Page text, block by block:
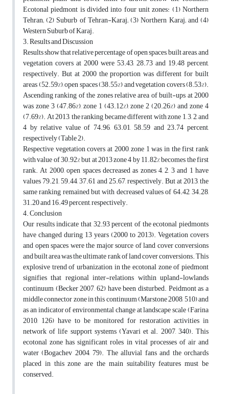
Ecotonal piedmont is divided into four unit zones: (1) Northern
Tehran; (2) Suburb of Tehran-Karaj; (3) Northern Karaj; and (4)
Western Suburb of Karaj.
3. Results and Discussion
Results show that relative percentage of open spaces, built areas, and
vegetation covers at 2000 were 53.43, 28.73 and 19.48 percent,
respectively. But at 2000 the proportion was different for built
areas (52.59%), open spaces (38.55%) and vegetation covers (8.53%).
Ascending ranking of the zones relative area of built-ups at 2000
was zone 3 (47.86%), zone 1 (43.12%), zone 2 (20.26%) and zone 4
(7.69%). At 2013, the ranking became different with zone 1, 3, 2, and
4 by relative value of 74.96, 63.01, 58.59 and 23.74 percent,
respectively (Table 2).
Respective vegetation covers at 2000, zone 1 was in the first rank
with value of 30.92% but at 2013 zone 4 by 11.82% becomes the first
rank. At 2000, open spaces decreased as zones 4, 2, 3 and 1 have
values 79.21, 59.44, 37.61 and 25.67, respectively. But at 2013, the
same ranking remained but with decreased values of 64.42, 34.28,
31.20 and 16.49 percent, respectively.
4. Conclusion
Our results indicate that 32.93 percent of the ecotonal piedmonts
have changed during 13 years (2000 to 2013). Vegetation covers
and open spaces were the major source of land cover conversions
and built area was the ultimate rank of land cover conversions. This
explosive trend of urbanization in the ecotonal zone of piedmont
signifies that regional inter-relations within upland-lowlands
continuum (Becker 2007, 62) have been disturbed. Peidmont as a
middle connector zone in this continuum (Marstone 2008, 510) and
as an indicator of environmental change at landscape scale (Farina
2010, 126) have to be monitored for restoration activities in
network of life support systems (Yavari et al. 2007, 340). This
ecotonal zone has significant roles in vital processes of air and
water (Bogachev 2004, 79). The alluvial fans and the orchards
placed in this zone are the main suitability features must be
conserved.